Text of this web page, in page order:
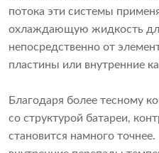
потока эти системы
охлаждающую жидкость
непосредственно от
пластины или внутренние
Благодаря более тесному
со структурой батареи,
становится намного